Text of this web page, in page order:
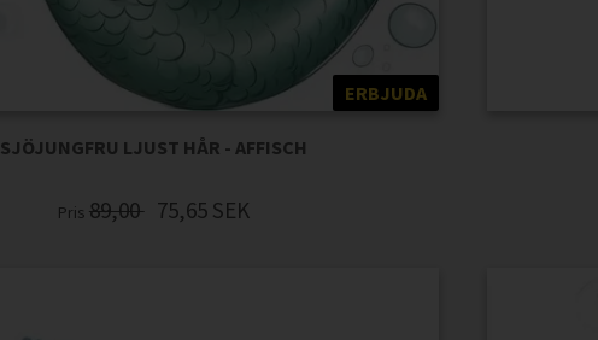
ERBJUDA
SJÖJUNGFRU LJUST HÅR - AFFISCH
Pris 89,00 75,65 SEK